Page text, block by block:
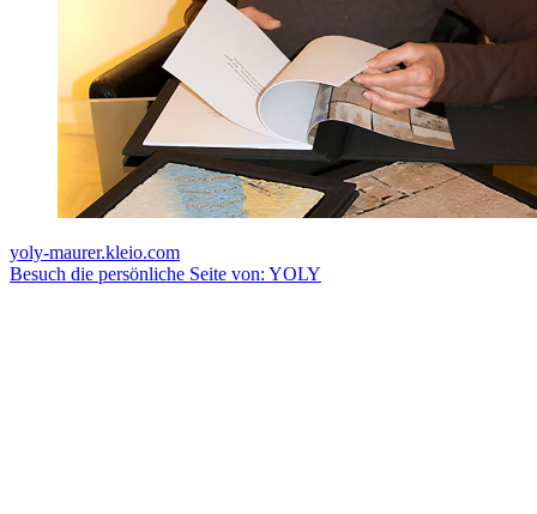
yoly-maurer.kleio.com
Besuch die persönliche Seite von: YOLY